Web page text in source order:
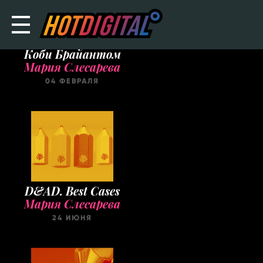
Подборка роликов с
Коби Брайантом
Мария Слесарева
04 ФЕВРАЛЯ
D&AD. Best Cases
24 ИЮНЯ